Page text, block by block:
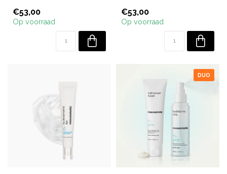
SPF50+ voor de droge en
vochtarme hu...
€53,00
Op voorraad
€53,00
Op voorraad
DUO